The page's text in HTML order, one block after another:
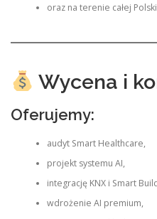
oraz na terenie całej
Wycena i
Oferujemy:
audyt Smart Healthcare,
projekt systemu AI,
integrację KNX i Smart
wdrożenie AI premium,